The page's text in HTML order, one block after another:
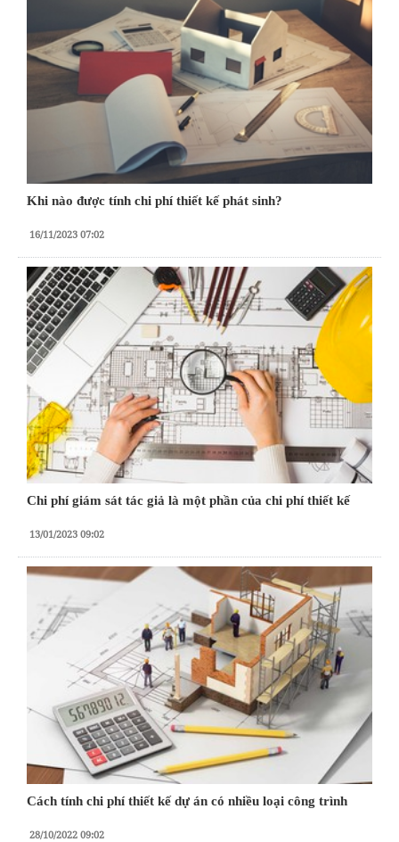
Khi nào được tính chi phí thiết kế phát sinh?
16/11/2023 07:02
Chi phí giám sát tác giả là một phần của chi phí thiết kế
13/01/2023 09:02
Cách tính chi phí thiết kế dự án có nhiều loại công trình
28/10/2022 09:02